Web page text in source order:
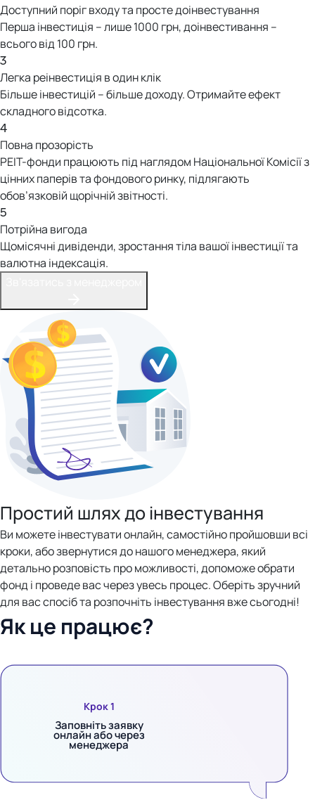
Доступний поріг входу та просте доінвестування
Перша інвестиція – лише 1000 грн, доінвестивання –
всього від 100 грн.
3
Легка реінвестиція в один клік
Більше інвестицій – більше доходу. Отримайте ефект
складного відсотка.
4
Повна прозорість
РЕІТ-фонди працюють під наглядом Національної Комісії з
цінних паперів та фондового ринку, підлягають
обов’язковій щорічній звітності.
5
Потрійна вигода
Щомісячні дивіденди, зростання тіла вашої інвестиції та
валютна індексація.
Простий шлях до інвестування
Ви можете інвестувати онлайн, самостійно пройшовши всі
кроки, або звернутися до нашого менеджера, який
детально розповість про можливості, допоможе обрати
фонд і проведе вас через увесь процес. Оберіть зручний
для вас спосіб та розпочніть інвестування вже сьогодні!
Як це працює?
Крок 1
Заповніть заявку
онлайн або через
менеджера